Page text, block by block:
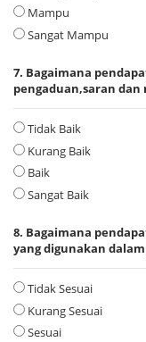
Mampu
Sangat Mampu
7. Bagaimana
pengaduan,saran
Tidak Baik
Kurang Baik
Baik
Sangat Baik
8. Bagaimana
yang digunakan
Tidak Sesuai
Kurang Sesuai
Sesuai